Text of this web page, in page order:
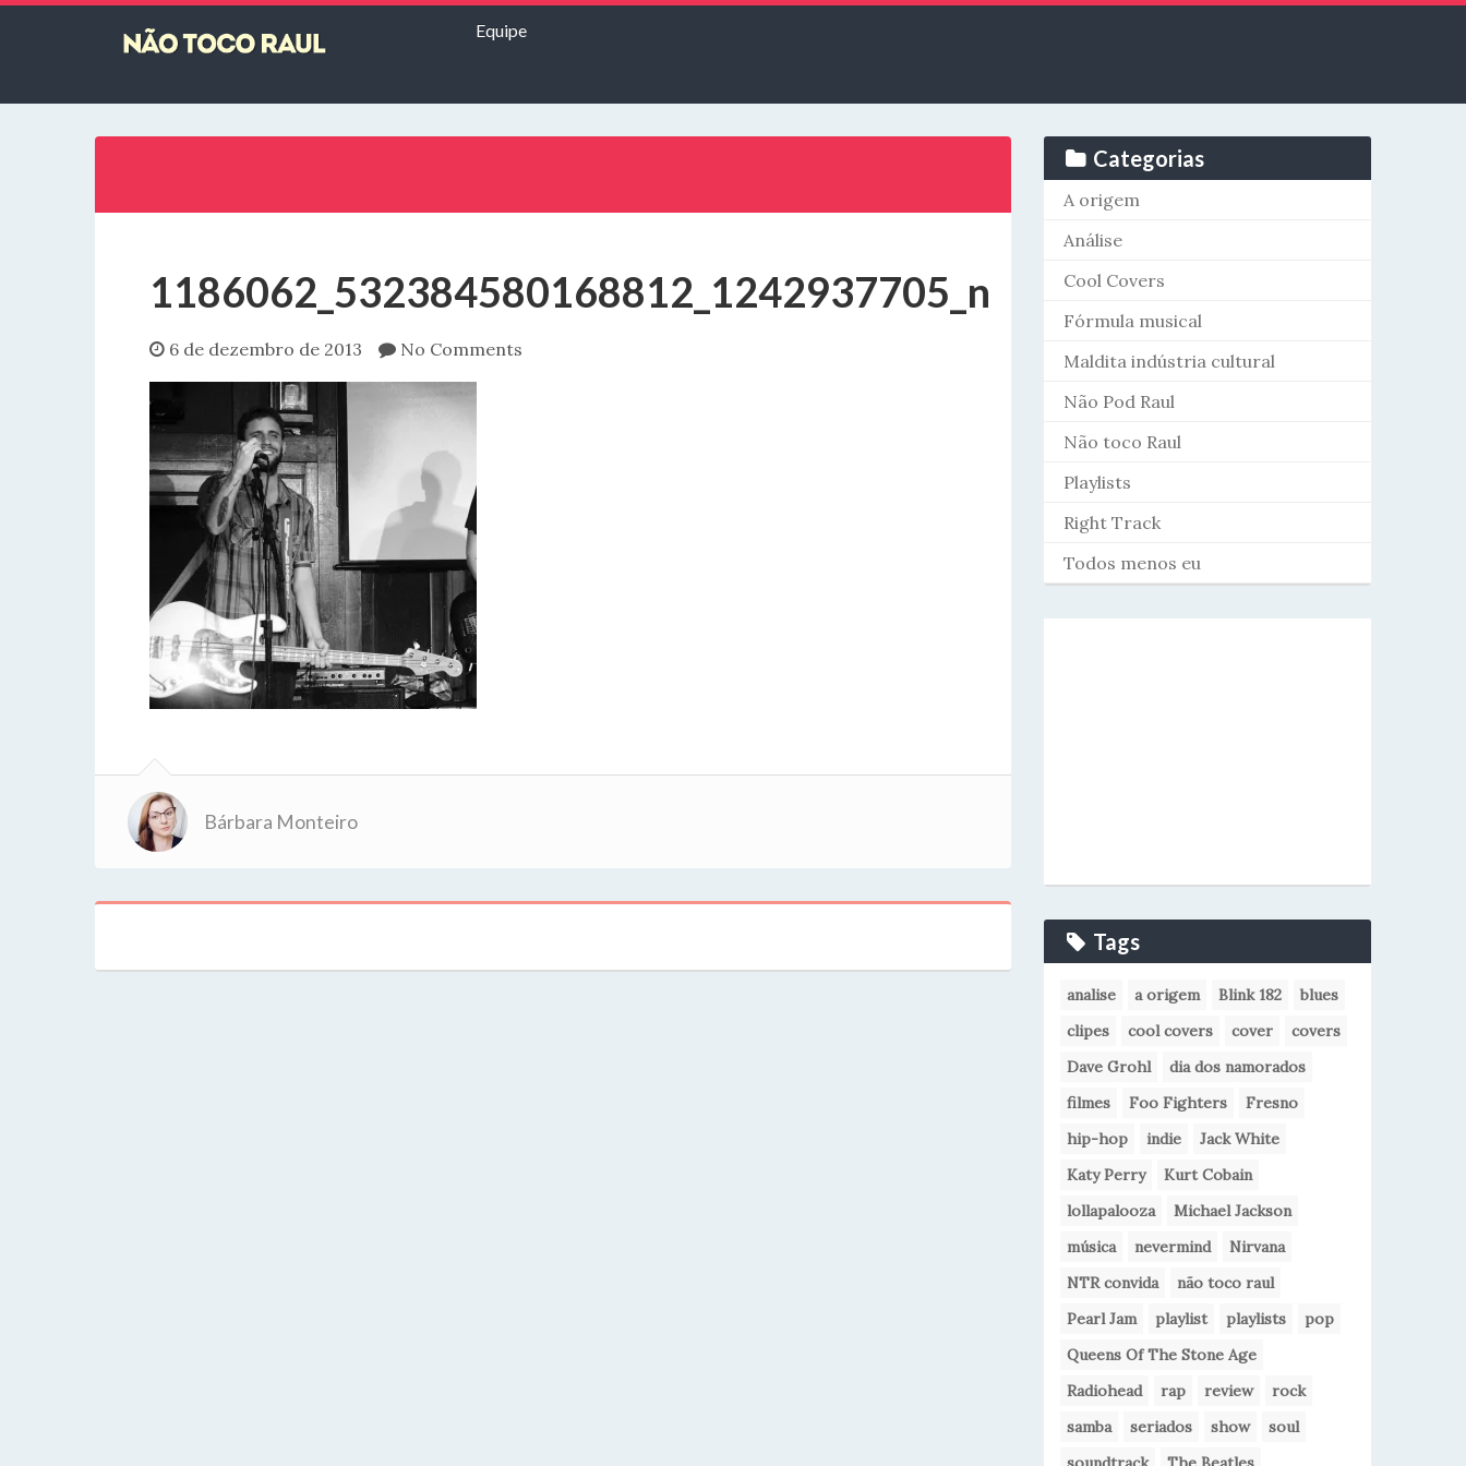
Equipe
1186062_532384580168812_1242937705_n
6 de dezembro de 2013 No Comments
Bárbara Monteiro
Categorias
A origem
Análise
Cool Covers
Fórmula musical
Maldita indústria cultural
Não Pod Raul
Não toco Raul
Playlists
Right Track
Todos menos eu
Tags
analise a origem Blink 182
blues
clipes
cool covers cover
covers
Dave Grohl
dia dos namorados
filmes
Foo Fighters
Fresno
hip-hop
indie
Jack White
Katy Perry
Kurt Cobain
lollapalooza
Michael Jackson
música
nevermind
Nirvana
NTR convida
não toco raul
Pearl Jam
playlist playlists
pop
Queens Of The Stone Age
Radiohead
rap review
rock
samba
seriados show
soul